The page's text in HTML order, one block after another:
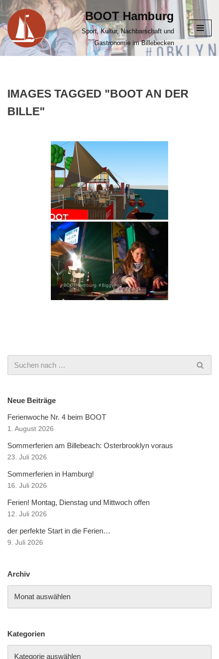
Zum
Inhalt
springen
BOOT Hamburg
Sport, Kultur, Nachbarschaft und
Gastronomie im Billebecken
IMAGES TAGGED "BOOT AN DER
BILLE"
Neue Beiträge
Ferienwoche Nr. 4 beim BOOT
1. August 2026
Sommerferien am Billebeach: Osterbrooklyn voraus
23. Juli 2026
Sommerferien in Hamburg!
16. Juli 2026
Ferien! Montag, Dienstag und Mittwoch offen
12. Juli 2026
der perfekte Start in die Ferien…
9. Juli 2026
Archiv
Kategorien